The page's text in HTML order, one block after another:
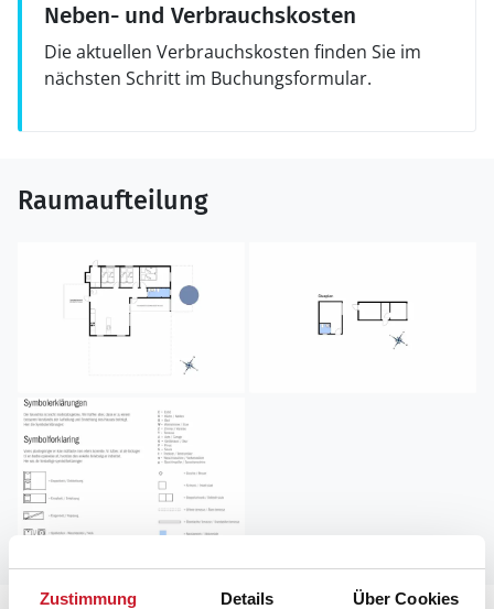
Zustimmung Details Über Cookies
Neben- und Verbrauchskosten
Die aktuellen Verbrauchskosten finden Sie im
nächsten Schritt im Buchungsformular.
Raumaufteilung